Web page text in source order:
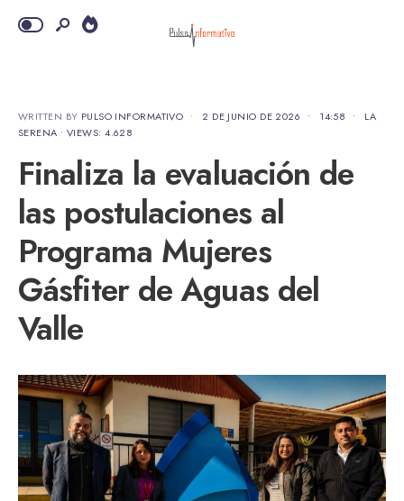
WRITTEN BY PULSO INFORMATIVO • 2 DE JUNIO DE 2026 • 14:58 •
LA
SERENA • VIEWS: 4.628
Finaliza la evaluación de
las postulaciones al
Programa Mujeres
Gásfiter de Aguas del
Valle